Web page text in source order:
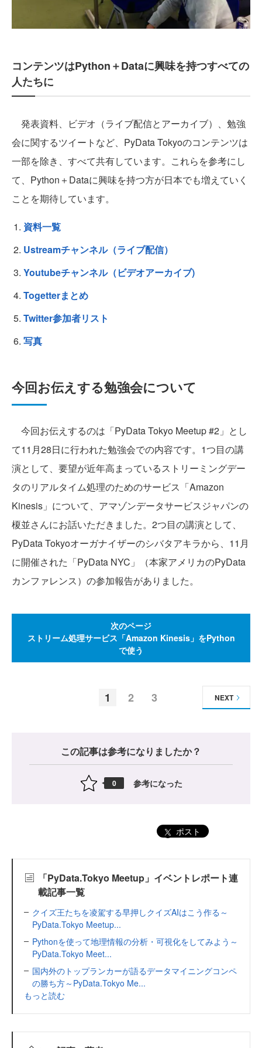
コンテンツはPython＋Dataに興味を持つすべての
人たちに
発表資料、ビデオ（ライブ配信とアーカイブ）、勉強
会に関するツイートなど、PyData Tokyoのコンテンツは
一部を除き、すべて共有しています。これらを参考にし
て、Python＋Dataに興味を持つ方が日本でも増えていく
ことを期待しています。
資料一覧
Ustreamチャンネル（ライブ配信）
Youtubeチャンネル（ビデオアーカイブ)
Togetterまとめ
Twitter参加者リスト
写真
今回お伝えする勉強会について
今回お伝えするのは「PyData Tokyo Meetup #2」とし
て11月28日に行われた勉強会での内容です。1つ目の講
演として、要望が近年高まっているストリーミングデー
タのリアルタイム処理のためのサービス「Amazon
Kinesis」について、アマゾンデータサービスジャパンの
榎並さんにお話いただきました。2つ目の講演として、
PyData Tokyoオーガナイザーのシバタアキラから、11月
に開催された「PyData NYC」（本家アメリカのPyData
カンファレンス）の参加報告がありました。
次のページ
ストリーム処理サービス「Amazon Kinesis」をPython
で使う
1 2 3 NEXT
この記事は参考になりましたか？
0 参考になった
ポスト
「PyData.Tokyo Meetup」イベントレポート連
載記事一覧
クイズ王たちを凌駕する早押しクイズAIはこう作る～
PyData.Tokyo Meetup...
Pythonを使って地理情報の分析・可視化をしてみよう～
PyData.Tokyo Meet...
国内外のトップランカーが語るデータマイニングコンペ
の勝ち方～PyData.Tokyo Me...
もっと読む